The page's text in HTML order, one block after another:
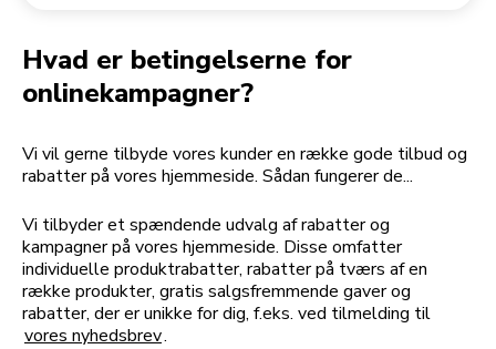
Hvad er betingelserne for
onlinekampagner?
Vi vil gerne tilbyde vores kunder en række gode tilbud og
rabatter på vores hjemmeside. Sådan fungerer de...
Vi tilbyder et spændende udvalg af rabatter og
kampagner på vores hjemmeside. Disse omfatter
individuelle produktrabatter, rabatter på tværs af en
række produkter, gratis salgsfremmende gaver og
rabatter, der er unikke for dig, f.eks. ved tilmelding til
vores nyhedsbrev.